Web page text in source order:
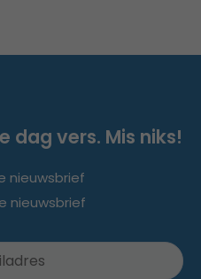
dag vers. Mis niks!
nieuwsbrief
nieuwsbrief